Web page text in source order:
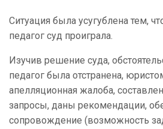
Ситуация была усугублена тем,
педагог суд проиграла.
Изучив решение суда,
педагог была отстранена,
апелляционная жалоба,
запросы, даны рекомендации,
сопровождение (возможность